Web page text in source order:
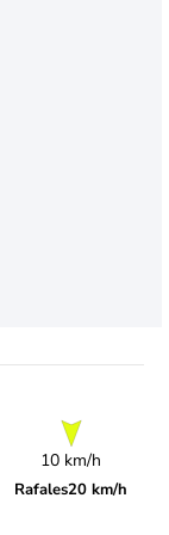
10 km/h
Rafales20 km/h